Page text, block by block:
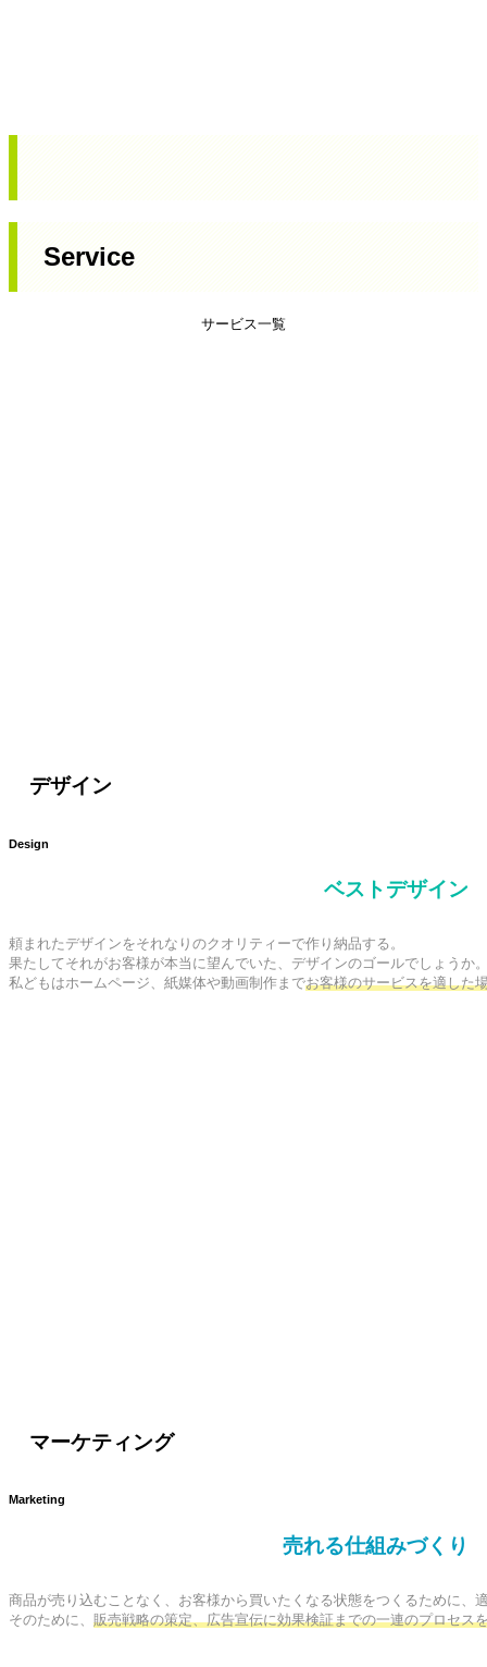
Service
サービス一覧
デザイン
Design
ベストデザイン
頼まれたデザインをそれなりのクオリティーで作り納品する。
果たしてそれがお客様が本当に望んでいた、デザインのゴールでしょうか
私どもはホームページ、紙媒体や動画制作までお客様のサービスを適した
マーケティング
Marketing
売れる仕組みづくり
商品が売り込むことなく、お客様から買いたくなる状態をつくるために
そのために、 販売戦略の策定、広告宣伝に効果検証までの一連のプロセス